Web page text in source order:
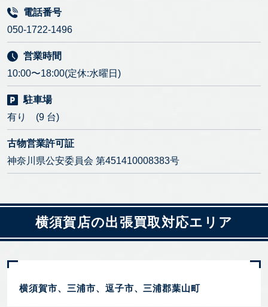
電話番号
050-1722-1496
営業時間
10:00〜18:00(定休:水曜日)
駐車場
有り (9 台)
古物営業許可証
神奈川県公安委員会 第451410008383号
横須賀店の出張買取対応エリア
横須賀市、三浦市、逗子市、三浦郡葉山町